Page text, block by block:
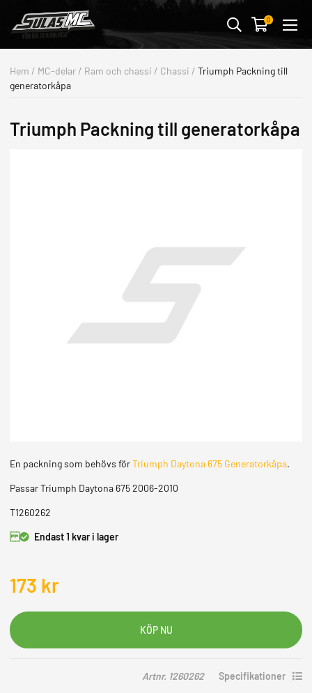
0
MC-KLÄDER & SKYDD
MC-DELAR
STREETWEAR & PRESENTER
MOTORCYKLAR
MOPEDER
Hem / MC-delar / Ram och chassi / Chassi / Triumph Packning till
generatorkåpa
Triumph Packning till generatorkåpa
En packning som behövs förTriumph Daytona 675 Generatorkåpa.
Passar Triumph Daytona 675 2006-2010
T1260262
Endast 1 kvar i lager
173 kr
Artnr. 1260262 Specifikationer